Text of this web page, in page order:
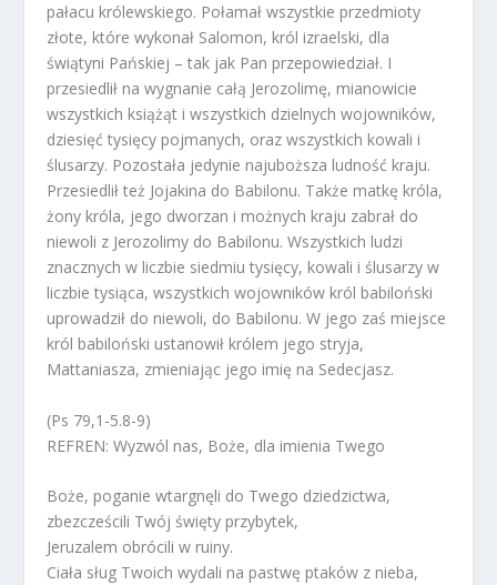
pałacu królewskiego. Połamał wszystkie przedmioty
złote, które wykonał Salomon, król izraelski, dla
świątyni Pańskiej – tak jak Pan przepowiedział. I
przesiedlił na wygnanie całą Jerozolimę, mianowicie
wszystkich książąt i wszystkich dzielnych wojowników,
dziesięć tysięcy pojmanych, oraz wszystkich kowali i
ślusarzy. Pozostała jedynie najuboższa ludność kraju.
Przesiedlił też Jojakina do Babilonu. Także matkę króla,
żony króla, jego dworzan i możnych kraju zabrał do
niewoli z Jerozolimy do Babilonu. Wszystkich ludzi
znacznych w liczbie siedmiu tysięcy, kowali i ślusarzy w
liczbie tysiąca, wszystkich wojowników król babiloński
uprowadził do niewoli, do Babilonu. W jego zaś miejsce
król babiloński ustanowił królem jego stryja,
Mattaniasza, zmieniając jego imię na Sedecjasz.
(Ps 79,1-5.8-9)
REFREN: Wyzwól nas, Boże, dla imienia Twego
Boże, poganie wtargnęli do Twego dziedzictwa,
zbezcześcili Twój święty przybytek,
Jeruzalem obrócili w ruiny.
Ciała sług Twoich wydali na pastwę ptaków z nieba,